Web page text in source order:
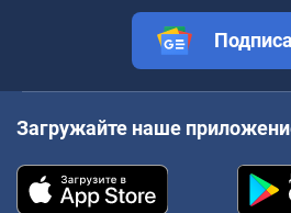
Загружайте наше